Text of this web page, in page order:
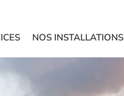
NOS INSTALLATIONS